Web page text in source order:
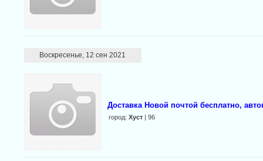
Воскресенье, 12 сен 2021
Доставка Новой почтой бесплатно,
город: Хуст| 96